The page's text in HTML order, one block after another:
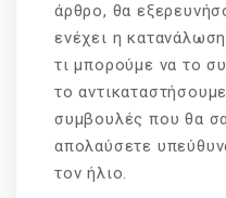
άρθρο, θα
ενέχει η
τι μπορούμε να το
το
συμβουλές που θα
απολαύσετε
τον ήλιο.